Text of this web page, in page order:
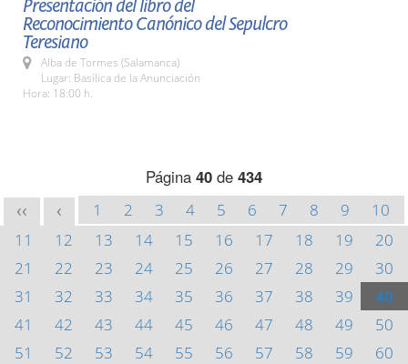
Presentación del libro del
Reconocimiento Canónico del Sepulcro
Teresiano
Alba de Tormes (Salamanca)
Lugar: Basílica de la Anunciación
Hora: 18:00 h.
Página 40 de 434
<< < 1 2 3 4 5 6 7 8 9
10
11
12 13 14 15 16 17 18 19
20
21
22 23 24 25 26 27 28 29
30
31
32 33 34 35 36 37 38 39
40
41
42 43 44 45 46 47 48 49
50
51
52 53 54 55 56 57 58 59
60